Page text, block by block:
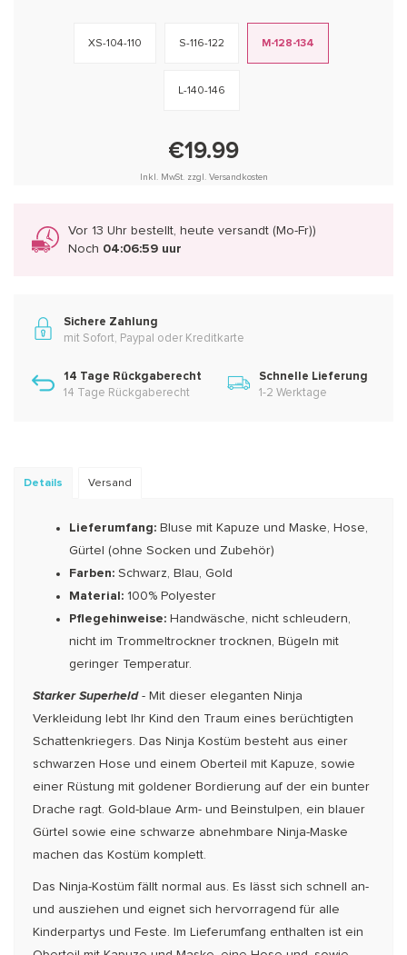
XS-104-110 S-116-122 M-128-134
L-140-146
€19.99
Inkl. MwSt. zzgl. Versandkosten
Vor 13 Uhr bestellt, heute versandt (Mo-Fr))
Noch 04:06:58 uur
Sichere Zahlung
mit Sofort, Paypal oder Kreditkarte
14 Tage Rückgaberecht
14 Tage Rückgaberecht
Schnelle Lieferung
1-2 Werktage
Details Versand
Lieferumfang: Bluse mit Kapuze und Maske, Hose,
Gürtel (ohne Socken und Zubehör)
Farben: Schwarz, Blau, Gold
Material: 100% Polyester
Pflegehinweise: Handwäsche, nicht schleudern,
nicht im Trommeltrockner trocknen, Bügeln mit
geringer Temperatur.
Starker Superheld- Mit dieser eleganten Ninja
Verkleidung lebt Ihr Kind den Traum eines berüchtigten
Schattenkriegers. Das Ninja Kostüm besteht aus einer
schwarzen Hose und einem Oberteil mit Kapuze, sowie
einer Rüstung mit goldener Bordierung auf der ein bunter
Drache ragt. Gold-blaue Arm- und Beinstulpen, ein blauer
Gürtel sowie eine schwarze abnehmbare Ninja-Maske
machen das Kostüm komplett.
Das Ninja-Kostüm fällt normal aus. Es lässt sich schnell an-
und ausziehen und eignet sich hervorragend für alle
Kinderpartys und Feste. Im Lieferumfang enthalten ist ein